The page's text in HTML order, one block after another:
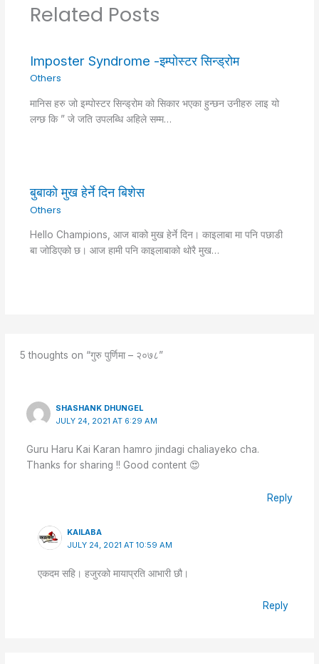
Related Posts
Imposter Syndrome -इम्पोस्टर सिन्ड्रोम
Others
मानिस हरु जो इम्पोस्टर सिन्ड्रोम को सिकार भएका हुन्छन उनीहरु लाइ यो
लग्छ कि ” जे जति उपलब्धि अहिले सम्म…
बुबाको मुख हेर्ने दिन बिशेस
Others
Hello Champions, आज बाको मुख हेर्ने दिन। काइलाबा मा पनि पछाडी
बा जोडिएको छ। आज हामी पनि काइलाबाको थोरै मुख…
5 thoughts on “गुरु पुर्णिमा – २०७८”
SHASHANK DHUNGEL
JULY 24, 2021 AT 6:29 AM
Guru Haru Kai Karan hamro jindagi chaliayeko cha.
Thanks for sharing !! Good content 😍
Reply
KAILABA
JULY 24, 2021 AT 10:59 AM
एकदम सहि। हजुरको मायाप्रति आभारी छौ।
Reply